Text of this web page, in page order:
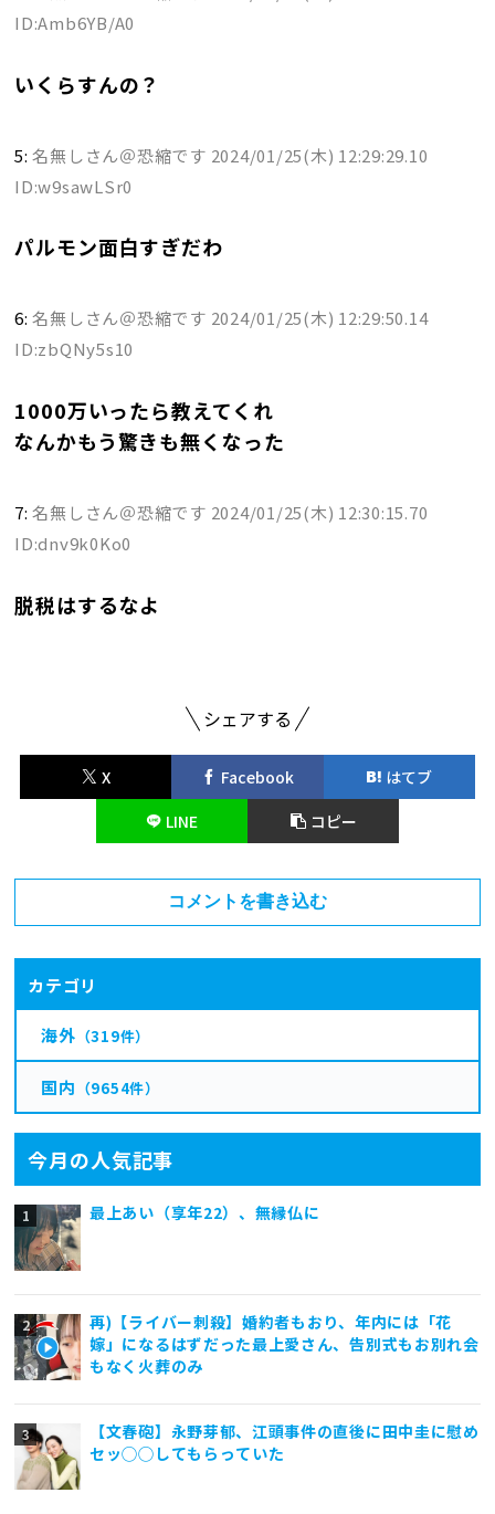
ID:Amb6YB/A0
いくらすんの？
5:名無しさん＠恐縮です 2024/01/25(木) 12:29:29.10
ID:w9sawLSr0
パルモン面白すぎだわ
6:名無しさん＠恐縮です 2024/01/25(木) 12:29:50.14
ID:zbQNy5s10
1000万いったら教えてくれ
なんかもう驚きも無くなった
7:名無しさん＠恐縮です 2024/01/25(木) 12:30:15.70
ID:dnv9k0Ko0
脱税はするなよ
シェアする
X Facebook
はてブ
LINE
コピー
コメントを書き込む
カテゴリ
海外 （319件）
国内 （9654件）
今月の人気記事
最上あい（享年22）、無縁仏に
再)【ライバー刺殺】婚約者もおり、年内には「花
嫁」になるはずだった最上愛さん、告別式もお別れ会
もなく火葬のみ
【文春砲】永野芽郁、江頭事件の直後に田中圭に慰め
セッ◯◯してもらっていた